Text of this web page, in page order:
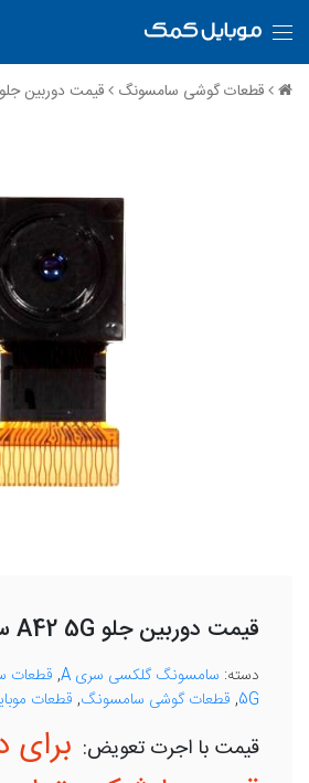
قطعات گوشی سامسونگ قیمت دوربین جلو A42 5G سامسونگ
قیمت دوربین جلو A42 5G سامسونگ
دسته: سامسونگ گلکسی سری A ,
5G
, قطعات گوشی سامسونگ, قطعات
برای